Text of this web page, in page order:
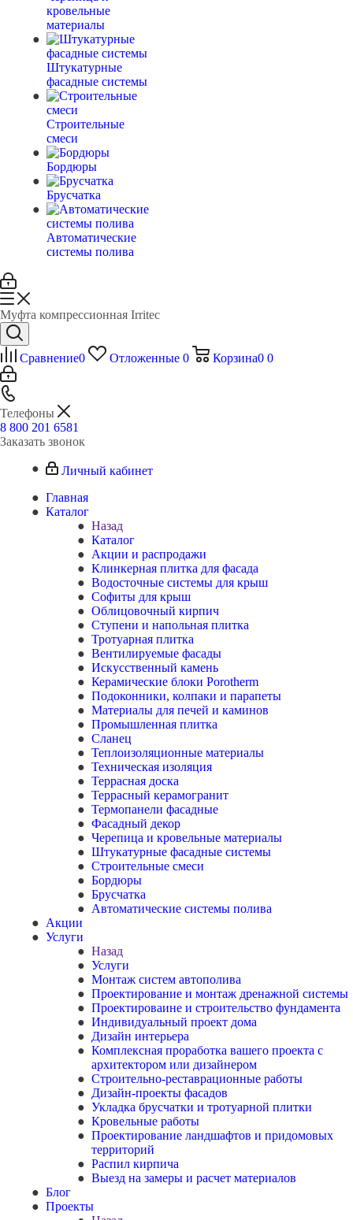
кровельные
материалы
Штукатурные
фасадные системы
Строительные
смеси
Бордюры
Брусчатка
Автоматические
системы полива
Муфта компрессионная Irritec
Сравнение0 Отложенные 0 Корзина0 0
Телефоны
8 800 201 6581
Заказать звонок
Личный кабинет
Главная
Каталог
Назад
Каталог
Акции и распродажи
Клинкерная плитка для фасада
Водосточные системы для крыш
Софиты для крыш
Облицовочный кирпич
Ступени и напольная плитка
Тротуарная плитка
Вентилируемые фасады
Искусственный камень
Керамические блоки Porotherm
Подоконники, колпаки и парапеты
Материалы для печей и каминов
Промышленная плитка
Сланец
Теплоизоляционные материалы
Техническая изоляция
Террасная доска
Террасный керамогранит
Термопанели фасадные
Фасадный декор
Черепица и кровельные материалы
Штукатурные фасадные системы
Строительные смеси
Бордюры
Брусчатка
Автоматические системы полива
Акции
Услуги
Назад
Услуги
Монтаж систем автополива
Проектирование и монтаж дренажной системы
Проектироваине и строительство фундамента
Индивидуальный проект дома
Дизайн интерьера
Комплексная проработка вашего проекта с
архитектором или дизайнером
Строительно-реставрационные работы
Дизайн-проекты фасадов
Укладка брусчатки и тротуарной плитки
Кровельные работы
Проектирование ландшафтов и придомовых
территорий
Распил кирпича
Выезд на замеры и расчет материалов
Блог
Проекты